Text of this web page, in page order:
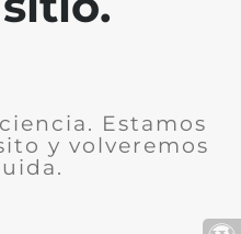
Estamos
y volveremos